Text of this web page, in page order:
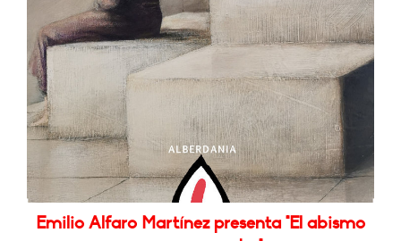
Emilio Alfaro Martínez presenta "El abismo